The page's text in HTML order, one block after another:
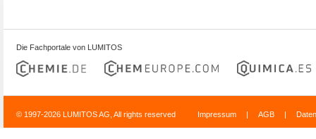
Die Fachportale von LUMITOS
© 1997-2026 LUMITOS AG, All rights reserved Impressum | AGB |